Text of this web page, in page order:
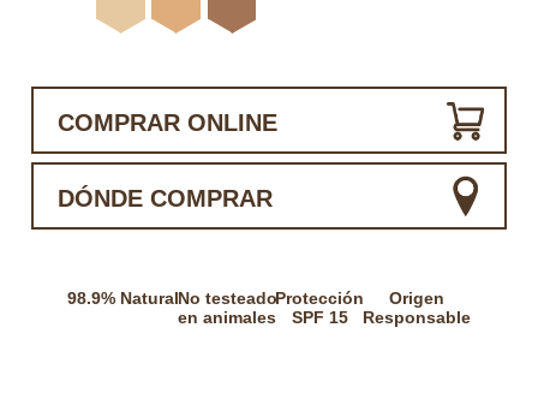
COMPRAR ONLINE
DÓNDE COMPRAR
98.9% NaturalNo testeado
en animales
Protección
SPF 15
Origen
Responsable